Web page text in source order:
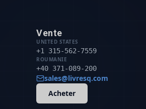
Vente
UNITED STATES
+1 315-562-7559
ROUMANIE
+40 371-089-200
sales@livresq.com
Acheter